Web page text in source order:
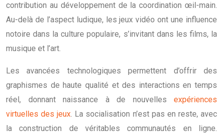
contribution au développement de la coordination œil-main.
Au-delà de l’aspect ludique, les jeux vidéo ont une influence
notoire dans la culture populaire, s’invitant dans les films, la
musique et l’art.
Les avancées technologiques permettent d’offrir des
graphismes de haute qualité et des interactions en temps
réel, donnant naissance à de nouvelles expériences
virtuelles des jeux. La socialisation n’est pas en reste, avec
la construction de véritables communautés en ligne.